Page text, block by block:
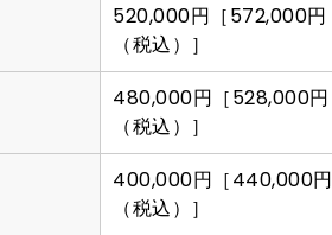
520,000円［572,000円
（税込）］
480,000円［528,000円
（税込）］
400,000円［440,000円
（税込）］